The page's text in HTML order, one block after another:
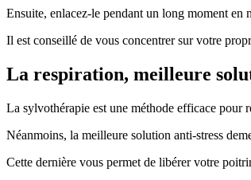
Ensuite, enlacez-le pendant un long moment en
Il est conseillé de vous concentrer sur votre
La respiration, meilleure
La sylvothérapie est une méthode efficace pour
Néanmoins, la meilleure solution anti-stress
Cette dernière vous permet de libérer votre